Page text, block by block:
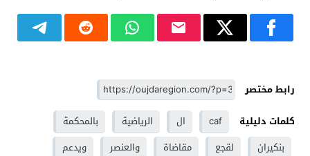
رابط مختصر
كلمات دليلية
caf ال الرياضية
بالمحكمة
بنكيران
لقجع مقاضاة والعنصر ويدعم